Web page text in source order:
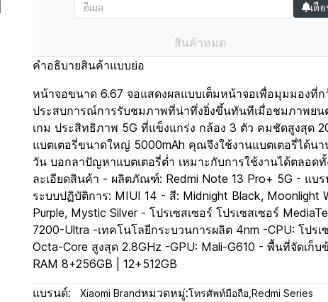
เตื
สินค้าหมด
คำอธิบายสินค้าแบบย่อ
หน้าจอขนาด 6.67 จอแสดงผลแบบเต็มหน้าจอเพื่อมุมมองที่
ประสบการณ์การรับชมภาพที่น่าทึ่งยิ่งขึ้นทันทีเมื่อชมภาพยน
เกม ประสิทธิภาพ 5G ที่แข็งแกร่ง กล้อง 3 ตัว คมชัดสูงสุด
แบตเตอรี่ขนาดใหญ่ 5000mAh คุณจึงใช้งานแบตเตอรี่ได้น
วัน บอกลาปัญหาแบตเตอรี่ต่ำ เหมาะกับการใช้งานได้ตลอด
ละเอียดสินค้า - ผลิตภัณฑ์: Redmi Note 13 Pro+ 5G - แบร
ระบบปฏิบัติการ: MIUI 14 - สี: Midnight Black, Moonlight
Purple, Mystic Silver - โปรเซสเซอร์ โปรเซสเซอร์
7200-Ultra -เทคโนโลยีกระบวนการผลิต 4nm -CPU: โปรเ
Octa-Core สูงสุด 2.8GHz -GPU: Mali-G610 - พื้นที่จัดเก็บ
RAM 8+256GB | 12+512GB
แบรนด์: Xiaomi Brandหมวดหมู่:โทรศัพท์มือถือ Redmi Series